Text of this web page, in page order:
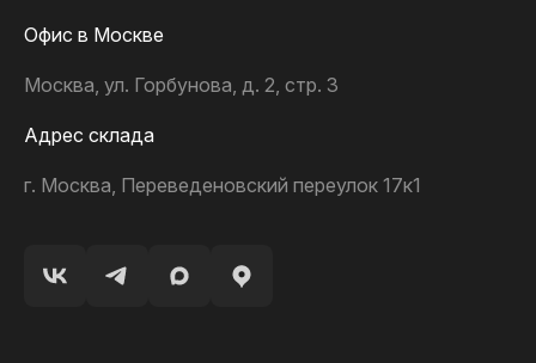
Офис в Москве
Москва, ул. Горбунова, д. 2, стр. 3
Адрес склада
г. Москва, Переведеновский переулок 17к1